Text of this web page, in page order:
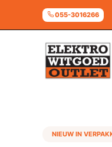
de
055-3016266
NIEUW IN